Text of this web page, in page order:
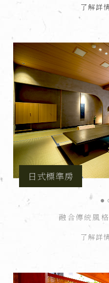
了解詳
日式標準房
融合傳統風
了解詳